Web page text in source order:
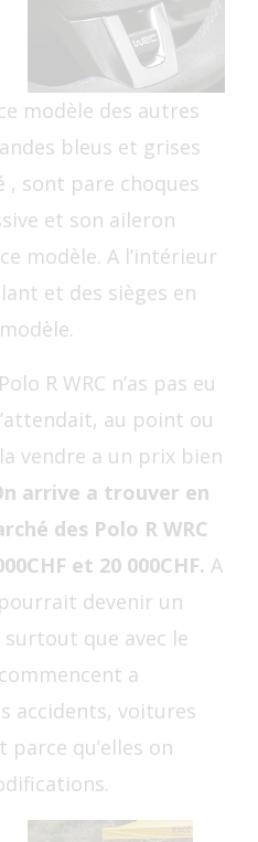
modèle des autres
bleus et grises
, sont pare choques
et son aileron
modèle. A l’intérieur
et des sièges en
R WRC n’as pas eu
au point ou
vendre a un prix bien
arrive a trouver en
des Polo R WRC
et 20 000CHF. A
devenir un
que avec le
a
accidents, voitures
qu’elles on